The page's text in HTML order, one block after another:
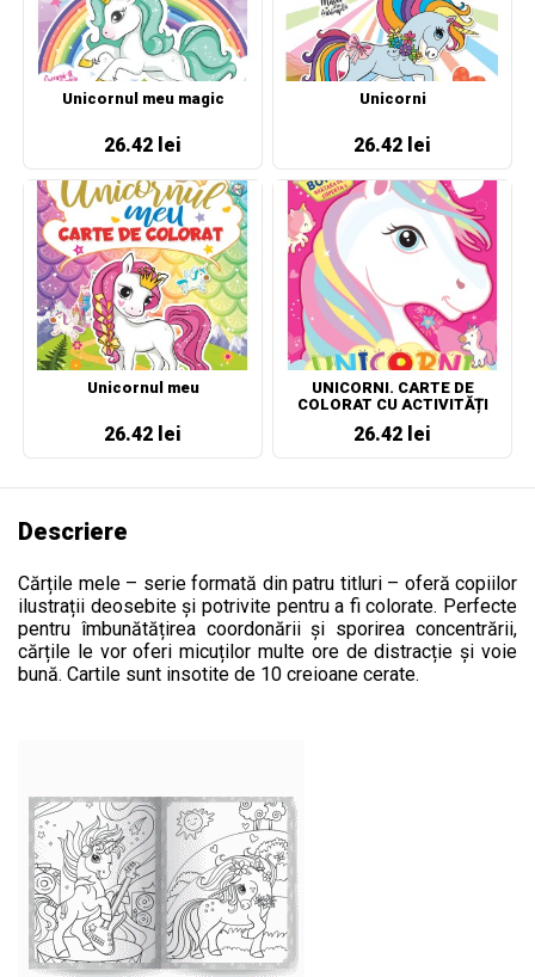
Unicornul meu magic
26.42 lei
Unicorni
26.42 lei
Unicornul meu
26.42 lei
UNICORNI. CARTE DE
COLORAT CU ACTIVITĂȚI
26.42 lei
Descriere
Cărțile mele – serie formată din patru titluri – oferă copiilor
ilustrații deosebite și potrivite pentru a fi colorate. Perfecte
pentru îmbunătățirea coordonării și sporirea concentrării,
cărțile le vor oferi micuților multe ore de distracție și voie
bună. Cartile sunt insotite de 10 creioane cerate.